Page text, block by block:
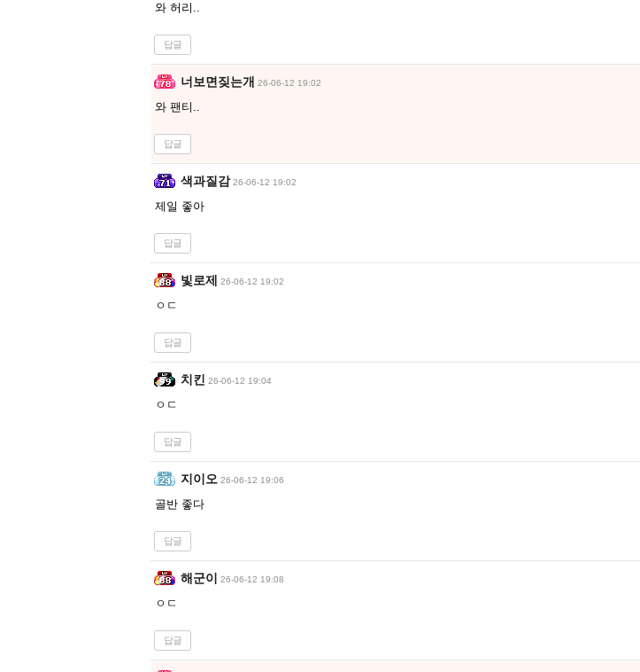
와 허리..
답글
너보면짖는개 26-06-12 19:02
와 팬티..
답글
색과질감 26-06-12 19:02
제일 좋아
답글
빛로제 26-06-12 19:02
ㅇㄷ
답글
치킨 26-06-12 19:04
ㅇㄷ
답글
지이오 26-06-12 19:06
골반 좋다
답글
해군이 26-06-12 19:08
ㅇㄷ
답글